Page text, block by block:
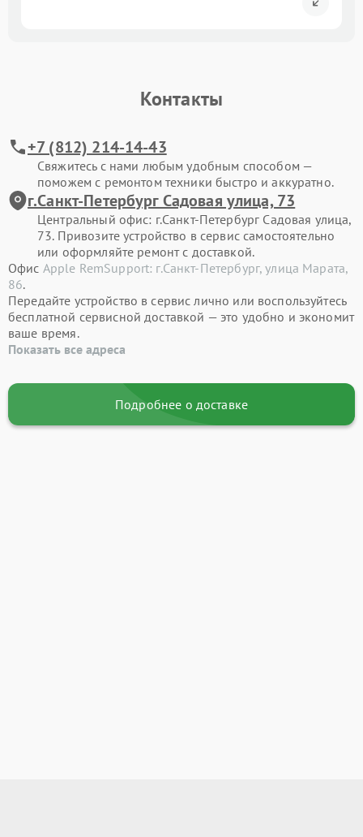
Контакты
+7 (812) 214-14-43
Свяжитесь с нами любым удобным способом —
поможем с ремонтом техники быстро и аккуратно.
г.Санкт-Петербург Садовая улица, 73
Центральный офис: г.Санкт-Петербург Садовая улица,
73. Привозите устройство в сервис самостоятельно
или оформляйте ремонт с доставкой.
Офис Apple RemSupport: г.Санкт-Петербург, улица Марата,
86.
Передайте устройство в сервис лично или воспользуйтесь
бесплатной сервисной доставкой — это удобно и экономит
ваше время.
Показать все адреса
Подробнее о доставке